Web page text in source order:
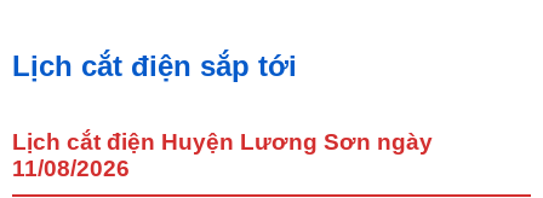
Lịch cắt điện sắp tới
Lịch cắt điện Huyện Lương Sơn ngày
11/08/2026